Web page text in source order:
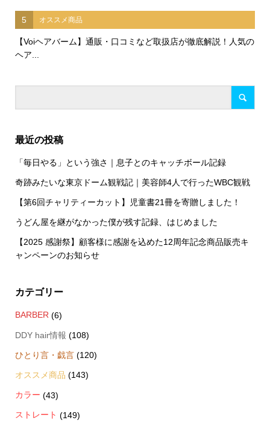
5 オススメ商品
【Voiヘアバーム】通販・口コミなど取扱店が徹底解説！人気の
ヘア...
最近の投稿
「毎日やる」という強さ｜息子とのキャッチボール記録
奇跡みたいな東京ドーム観戦記｜美容師4人で行ったWBC観戦
【第6回チャリティーカット】児童書21冊を寄贈しました！
うどん屋を継がなかった僕が残す記録、はじめました
【2025 感謝祭】顧客様に感謝を込めた12周年記念商品販売キ
ャンペーンのお知らせ
カテゴリー
BARBER(6)
DDY hair情報 (108)
ひとり言・戯言(120)
オススメ商品 (143)
カラー (43)
ストレート (149)